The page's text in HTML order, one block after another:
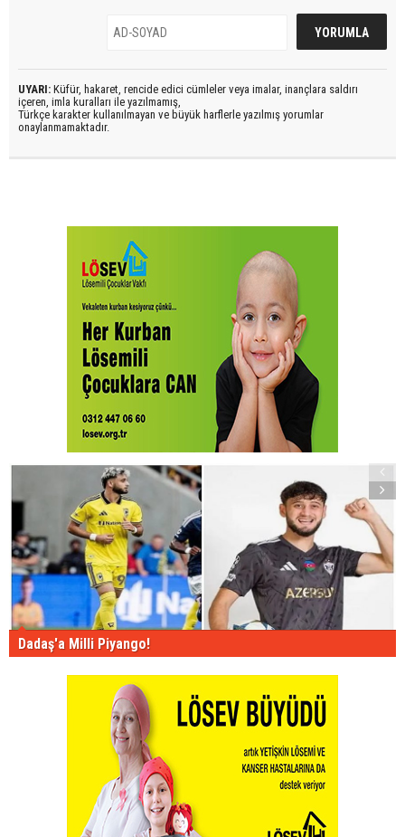
UYARI: Küfür, hakaret, rencide edici cümleler veya imalar, inançlara saldırı
içeren, imla kuralları ile yazılmamış,
Türkçe karakter kullanılmayan ve büyük harflerle yazılmış yorumlar
onaylanmamaktadır.
Dadaş'a Milli Piyango!